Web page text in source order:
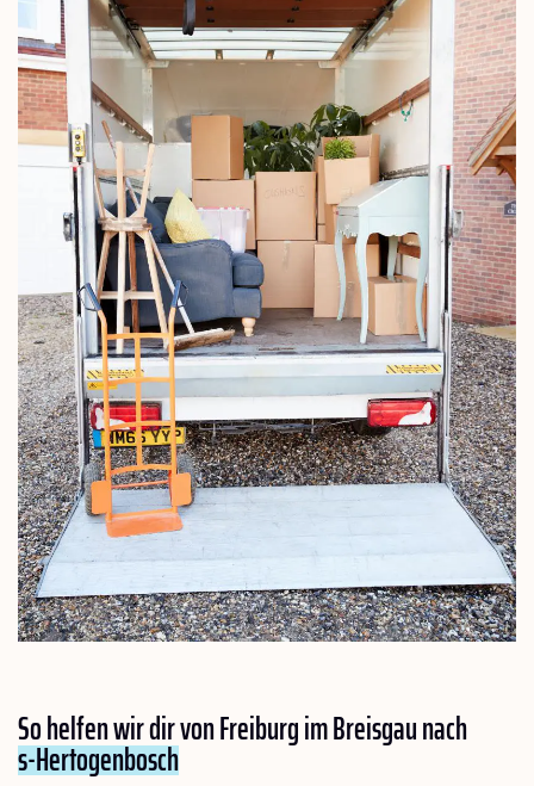
So helfen wir dir von Freiburg im Breisgau nach
s-Hertogenbosch